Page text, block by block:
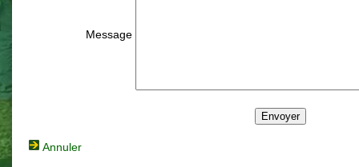
Message
Annuler